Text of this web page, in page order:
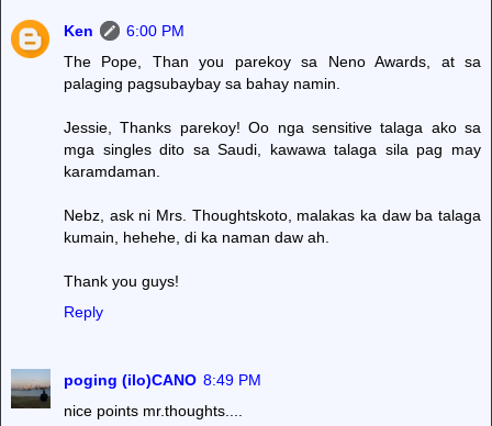
Ken
6:00 PM
The Pope, Than you parekoy sa Neno Awards, at sa
palaging pagsubaybay sa bahay namin.
Jessie, Thanks parekoy! Oo nga sensitive talaga ako sa
mga singles dito sa Saudi, kawawa talaga sila pag may
karamdaman.
Nebz, ask ni Mrs. Thoughtskoto, malakas ka daw ba talaga
kumain, hehehe, di ka naman daw ah.
Thank you guys!
Reply
poging (ilo)CANO 8:49 PM
nice points mr.thoughts....